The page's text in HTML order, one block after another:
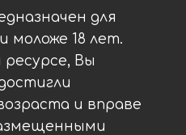
для
моложе 18 лет.
Вы
и вправе